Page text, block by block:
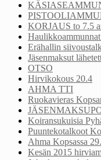
KORJAUS to 7.5
Erähallin
Jäsenmaksut
OTSO
Hirvikokous 20.4
AHMA TTI
Ruokavieras
Koiransukuisia
Puuntekotalkoot
Ahma Kopsassa
Kesän 2015